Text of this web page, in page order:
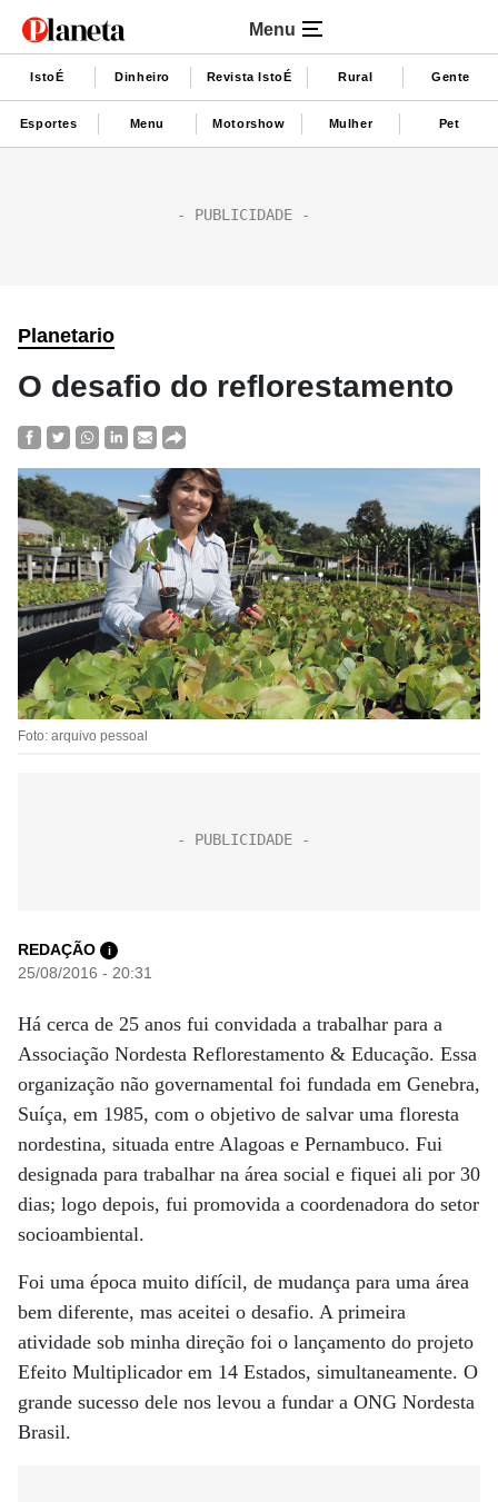
Menu
IstoÉ Dinheiro Revista IstoÉ Rural Gente
Esportes Menu Motorshow Mulher Pet
Planetario
O desafio do reflorestamento
Foto: arquivo pessoal
REDAÇÃO i
25/08/2016 - 20:31
Há cerca de 25 anos fui convidada a trabalhar para a
Associação Nordesta Reflorestamento & Educação. Essa
organização não governamental foi fundada em Genebra,
Suíça, em 1985, com o objetivo de salvar uma floresta
nordestina, situada entre Alagoas e Pernambuco. Fui
designada para trabalhar na área social e fiquei ali por 30
dias; logo depois, fui promovida a coordenadora do setor
socioambiental.
Foi uma época muito difícil, de mudança para uma área
bem diferente, mas aceitei o desafio. A primeira
atividade­ sob minha direção foi o lançamento do projeto
Efeito Multiplicador em 14 Estados, simultaneamente. O
grande sucesso dele nos levou a fundar a ONG Nordesta
Brasil.